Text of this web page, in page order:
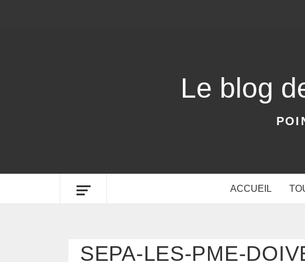
Le blog
ACCUEIL
SEPA-LES-PME-